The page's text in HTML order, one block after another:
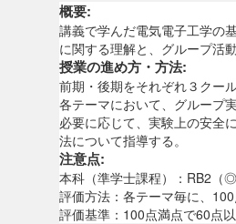
概要:
講義で学んだ電気電子工学の
に関する理解と、グループ活
授業の進め方・方法:
前期・後期をそれぞれ３クー
各テーマにおいて、グループ
必要に応じて、実験上の安全
法について指導する。
注意点:
本科（準学士課程）：RB2（◎
評価方法：各テーマ毎に、
評価基準：100点満点で60点以